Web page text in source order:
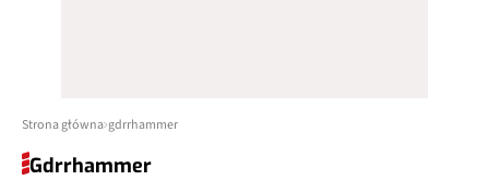
Strona główna gdrrhammer
Gdrrhammer